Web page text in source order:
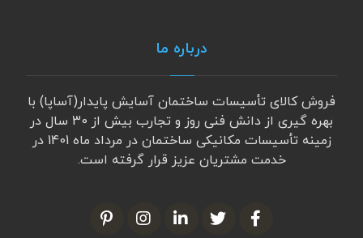
درباره ما
فروش کالای تأسیسات ساختمان آسایش پایدار(آساپا) با
بهره گیری از دانش فنی روز و تجارب بیش از 30 سال در
زمینه تأسیسات مکانیکی ساختمان در مرداد ماه 1401 در
خدمت مشتریان عزیز قرار گرفته است.